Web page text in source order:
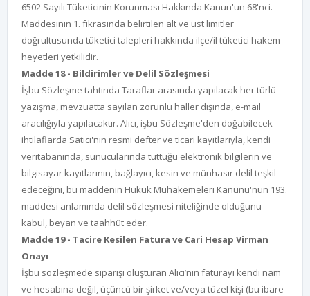
6502 Sayılı Tüketicinin Korunması Hakkında Kanun'un 68'nci.
Maddesinin 1. fıkrasında belirtilen alt ve üst limitler
doğrultusunda tüketici talepleri hakkında ilçe/il tüketici hakem
heyetleri yetkilidir.
Madde 18 - Bildirimler ve Delil Sözleşmesi
İşbu Sözleşme tahtında Taraflar arasında yapılacak her türlü
yazışma, mevzuatta sayılan zorunlu haller dışında, e-mail
aracılığıyla yapılacaktır. Alıcı, işbu Sözleşme'den doğabilecek
ihtilaflarda Satıcı'nın resmi defter ve ticari kayıtlarıyla, kendi
veritabanında, sunucularında tuttuğu elektronik bilgilerin ve
bilgisayar kayıtlarının, bağlayıcı, kesin ve münhasır delil teşkil
edeceğini, bu maddenin Hukuk Muhakemeleri Kanunu'nun 193.
maddesi anlamında delil sözleşmesi niteliğinde olduğunu
kabul, beyan ve taahhüt eder.
Madde 19 - Tacire Kesilen Fatura ve Cari Hesap Virman
Onayı
İşbu sözleşmede siparişi oluşturan Alıcı’nın faturayı kendi nam
ve hesabına değil, üçüncü bir şirket ve/veya tüzel kişi (bu ibare